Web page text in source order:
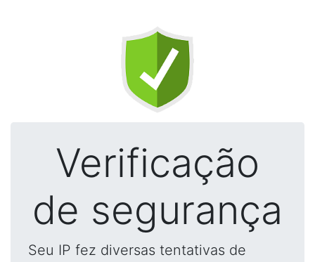
Verificação
de segurança
Seu IP fez diversas tentativas de